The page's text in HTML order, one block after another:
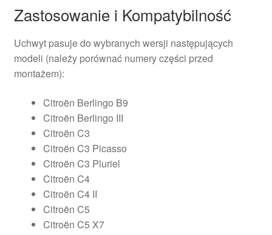
Zastosowanie i Kompatybilność
Uchwyt pasuje do wybranych wersji następujących
modeli (należy porównać numery części przed
montażem):
Citroën Berlingo B9
Citroën Berlingo III
Citroën C3
Citroën C3 Picasso
Citroën C3 Pluriel
Citroën C4
Citroën C4 II
Citroën C5
Citroën C5 X7